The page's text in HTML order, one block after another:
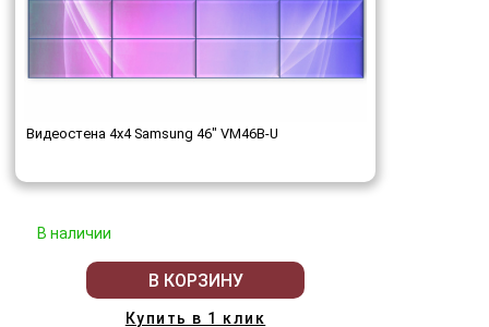
Видеостена 4x4 Samsung 46" VM46B-U
В наличии
В КОРЗИНУ
Купить в 1 клик